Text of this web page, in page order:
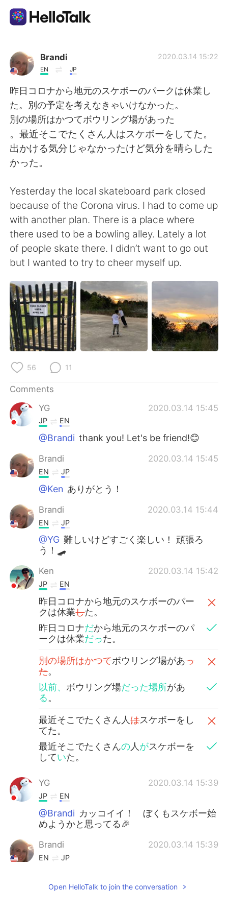
AI Grammar Checker
English
简体中文 繁體中文
Français Deutsch
日本語 한국어
Русский ไทย
Indonesia Italiano
Türkçe Tiếng Việt
Português
Brandi
EN JP
2020.03.14 15:22
昨日コロナから地元のスケボーのパークは休業し
た。別の予定を考えなきゃいけなかった。
別の場所はかつてボウリング場があった
。最近そこでたくさん人はスケボーをしてた。
出かける気分じゃなかったけど気分を晴らした
かった。
Yesterday the local skateboard park closed
because of the Corona virus. I had to come up
with another plan. There is a place where
there used to be a bowling alley. Lately a lot
of people skate there. I didn’t want to go out
but I wanted to try to cheer myself up.
56 11
Comments
YG
2020.03.14 15:45
JP EN
@Brandi thank you! Let's be friend!😊
Brandi 2020.03.14 15:45
EN JP
@Ken ありがとう！
Brandi 2020.03.14 15:44
EN JP
@YG 難しいけどすごく楽しい！ 頑張ろ
う！🛹
Ken 2020.03.14 15:42
JP EN
昨日コロナから地元のスケボーのパー
クは休業した。
昨日コロナだから地元のスケボーのパ
ークは休業だった。
別の場所はかつてボウリング場があっ
た。
以前、 ボウリング場だった場所があ
る。
最近そこでたくさん人はスケボーをし
てた。
最近そこでたくさんの人 がスケボーを
していた。
YG 2020.03.14 15:39
JP EN
@Brandi カッコイイ！ ぼくもスケボー始
めようかと思ってる🎉
Brandi 2020.03.14 15:39
EN JP
Open HelloTalk to join the conversation